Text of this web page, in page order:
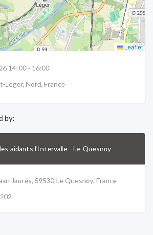
Leaflet
14:00 - 16:00
Léger, Nord, France
by:
aidants l'Intervalle -Le Quesnoy
Jaurès, 59530 Le Quesnoy, France